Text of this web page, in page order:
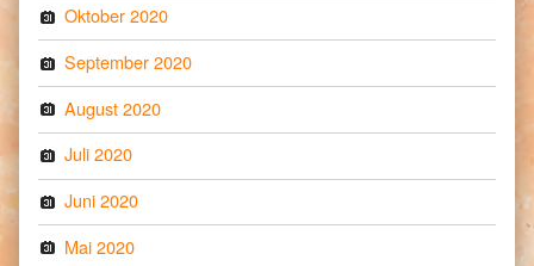
Oktober 2020
September 2020
August 2020
Juli 2020
Juni 2020
Mai 2020